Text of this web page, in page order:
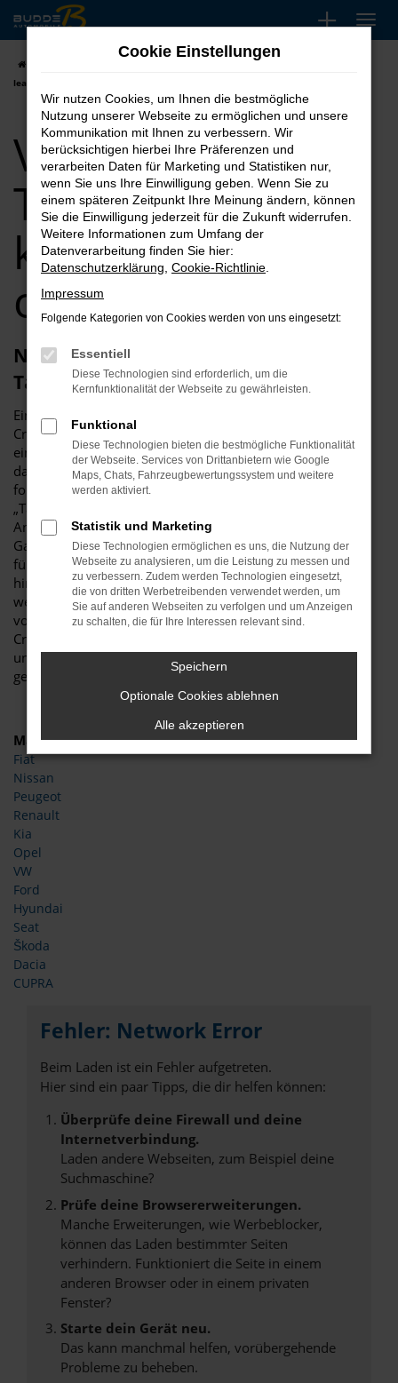
Zum
Hauptinhalt
springen
VW Crafter Tageszulassung kaufen,
leasen oder finanzieren
VW Crafter
Tageszulassung
kaufen, leasen
oder finanzieren
Neu und günstig: die VW Crafter
Tageszulassung
Ein Zaubertrick? Keineswegs. Und doch bietet eine VW
Crafter Tageszulassung ein zauberhaftes Preisniveau für
einen echten Neuwagen. Die Besonderheit besteht darin,
dass ein Neufahrzeug im Handumdrehen zu einem
formellen Gebrauchtwagen umdeklariert wird. Der Name
„Tageszulassung“ zeigt bereits an, dass dies durch das
Anmelden für genau einen Tag möglich ist. Warum das
Ganze? Ganz einfach, um eine VW Crafter Tageszulassung
für die Kundinnen und Kunden günstiger zu machen und
hinsichtlich der Rabatte frei zu sein. Klassische Neuwagen
werden seitens der Automobilhersteller mit
vorgeschriebenen Listenpreisen reglementiert – eine VW
Crafter Tageszulassung kann diese Preise deutlich
unterbieten. Dass es sich dabei um einen noch nicht
gefahrenen Neuwagen handelt, versteht sich von selbst.
Marken
Fiat
Nissan
Peugeot
Renault
Kia
Opel
VW
Ford
Hyundai
Seat
Škoda
Dacia
CUPRA
Fehler: Network Error
Beim Laden ist ein Fehler aufgetreten.
Hier sind ein paar Tipps, die dir helfen können:
Überprüfe deine Firewall und deine
Internetverbindung.
Laden andere Webseiten, zum Beispiel deine
Suchmaschine?
Prüfe deine Browsererweiterungen.
Manche Erweiterungen, wie Werbeblocker,
können das Laden bestimmter Seiten
verhindern. Funktioniert die Seite in einem
anderen Browser oder in einem privaten
Fenster?
Starte dein Gerät neu.
Das kann manchmal helfen, vorübergehende
Probleme zu beheben.
Cookie Einstellungen
Wir nutzen Cookies, um Ihnen die bestmögliche
Nutzung unserer Webseite zu ermöglichen und unsere
Kommunikation mit Ihnen zu verbessern. Wir
berücksichtigen hierbei Ihre Präferenzen und
verarbeiten Daten für Marketing und Statistiken nur,
wenn Sie uns Ihre Einwilligung geben. Wenn Sie zu
einem späteren Zeitpunkt Ihre Meinung ändern, können
Sie die Einwilligung jederzeit für die Zukunft widerrufen.
Weitere Informationen zum Umfang der
Datenverarbeitung finden Sie hier:
Datenschutzerklärung Cookie-Richtlinie
Impressum
Folgende Kategorien von Cookies werden von uns eingesetzt:
Essentiell
Diese Technologien sind erforderlich, um die
Kernfunktionalität der Webseite zu gewährleisten.
Funktional
Diese Technologien bieten die bestmögliche Funktionalität
der Webseite. Services von Drittanbietern wie Google
Maps, Chats, Fahrzeugbewertungssystem und weitere
werden aktiviert.
Statistik und Marketing
Diese Technologien ermöglichen es uns, die Nutzung der
Webseite zu analysieren, um die Leistung zu messen und
zu verbessern. Zudem werden Technologien eingesetzt,
die von dritten Werbetreibenden verwendet werden, um
Sie auf anderen Webseiten zu verfolgen und um Anzeigen
zu schalten, die für Ihre Interessen relevant sind.
Speichern
Optionale Cookies ablehnen
Alle akzeptieren